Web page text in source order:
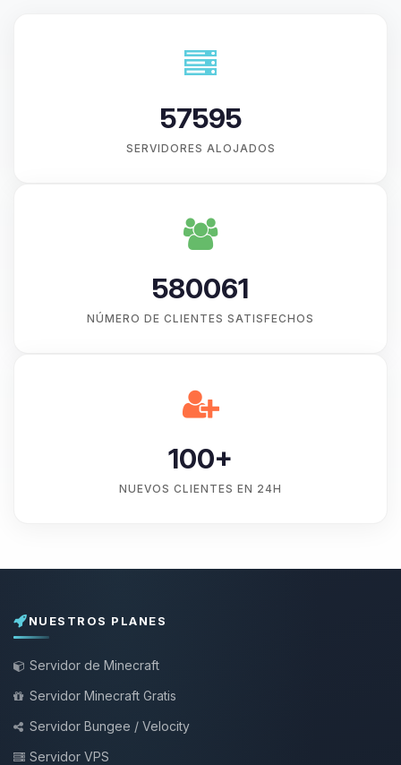
57595
SERVIDORES ALOJADOS
580061
NÚMERO DE CLIENTES SATISFECHOS
100+
NUEVOS CLIENTES EN 24H
NUESTROS PLANES
Servidor de Minecraft
Servidor Minecraft Gratis
Servidor Bungee / Velocity
Servidor VPS